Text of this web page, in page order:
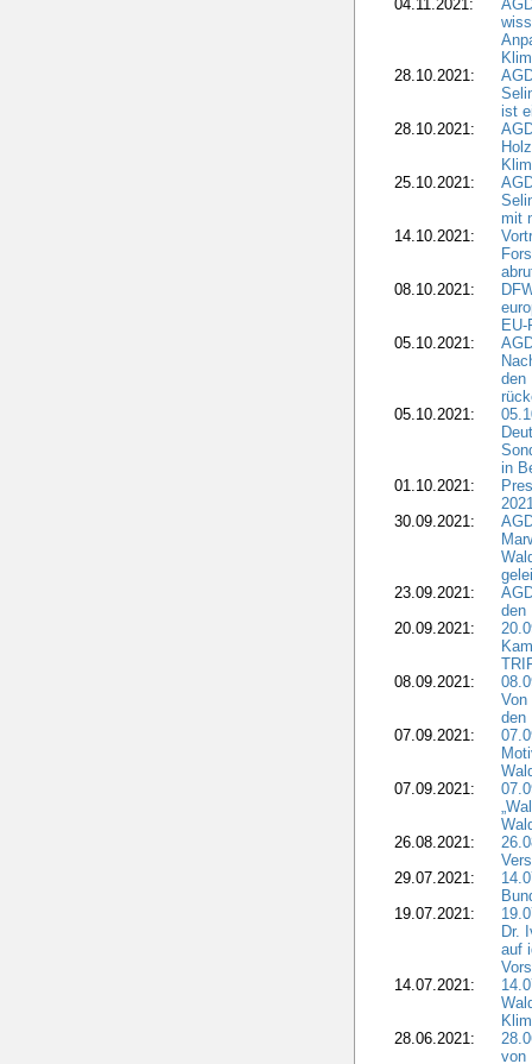
04.11.2021:
28.10.2021:
ist
28.10.2021:
25.10.2021:
mit
14.10.2021:
08.10.2021:
05.10.2021:
den
05.10.2021:
in
01.10.2021:
30.09.2021:
23.09.2021:
den
20.09.2021:
08.09.2021:
den
07.09.2021:
07.09.2021:
26.08.2021:
29.07.2021:
19.07.2021:
Dr.
auf
14.07.2021:
28.06.2021:
von